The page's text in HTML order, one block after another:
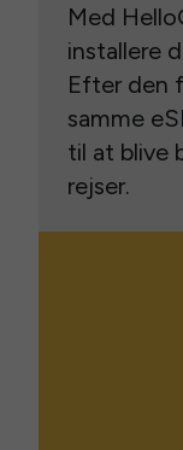
Med
installere
Efter den
samme
til at blive
rejser.